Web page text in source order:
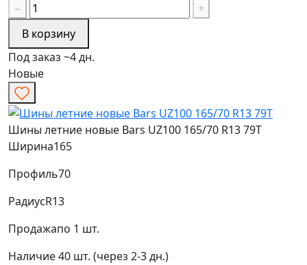
−
+
В корзину
Под заказ ~4 дн.
Новые
Шины летние новые Bars UZ100 165/70 R13 79T
Ширина165
Профиль70
РадиусR13
Продажапо 1 шт.
Наличие40 шт. (через 2-3 дн.)